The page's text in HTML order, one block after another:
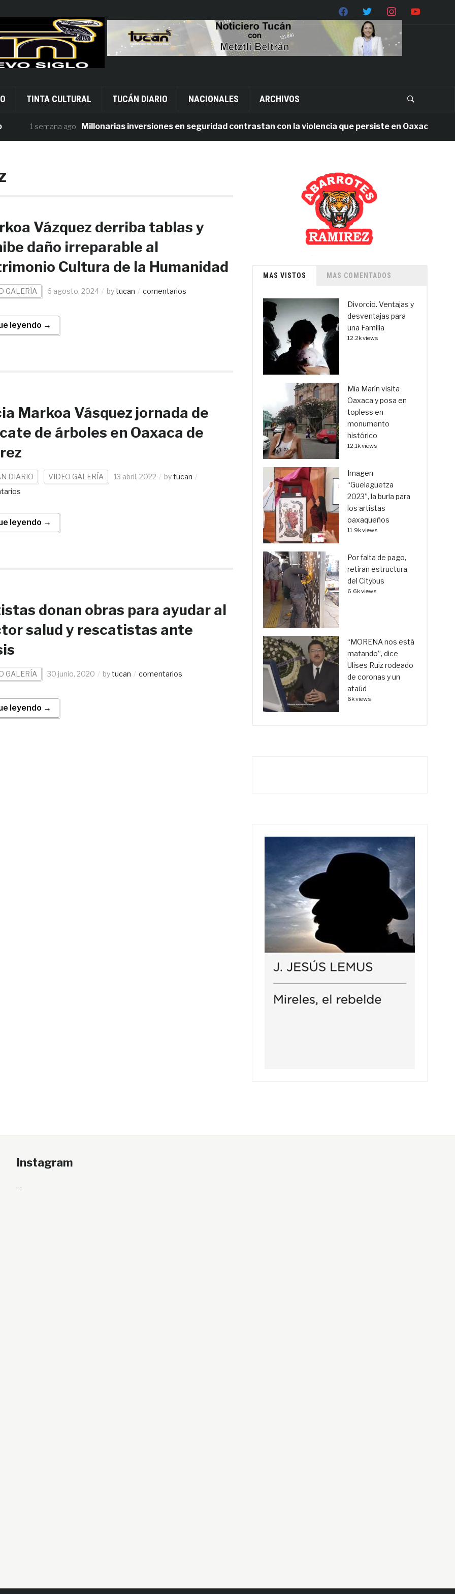
TINTA CULTURAL TUCÁN DIARIO NACIONALES ARCHIVOS
1 semana ago Millonarias inversiones en seguridad contrastan con la violencia que persiste en Oaxaca
Vázquez derriba tablas y
daño irreparable al
Cultura de la Humanidad
GALERÍA 6 agosto, 2024 bytucan comentarios
leyendo →
Markoa Vásquez jornada de
de árboles en Oaxaca de
DIARIO VIDEO GALERÍA 13 abril, 2022 bytucan
leyendo →
donan obras para ayudar al
salud y rescatistas ante
GALERÍA 30 junio, 2020 bytucan comentarios
leyendo →
MAS VISTOS MAS COMENTADOS
Divorcio. Ventajas y
desventajas para
una Familia
12.2k views
Mía Marín visita
Oaxaca y posa en
topless en
monumento
histórico
12.1k views
Imagen
“Guelaguetza
2023”, la burla para
los artistas
oaxaqueños
11.9k views
Por falta de pago,
retiran estructura
del Citybus
6.6k views
“MORENA nos está
matando”, dice
Ulises Ruiz rodeado
de coronas y un
ataúd
6k views
Instagram
…